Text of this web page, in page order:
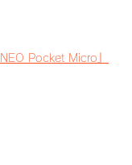
Pocket Micro』